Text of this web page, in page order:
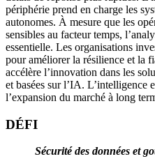
périphérie prend en charge les
autonomes. À mesure que les
sensibles au facteur temps,
essentielle. Les organisations
pour améliorer la résilience et la
accélère l’innovation dans les
et basées sur l’IA. L’intelligence
l’expansion du marché à long
DÉFI
Sécurité des données et